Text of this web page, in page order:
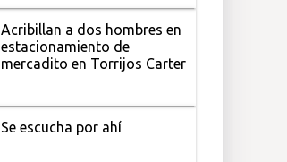
Acribillan a dos hombres en
estacionamiento de
mercadito en Torrijos Carter
Se escucha por ahí